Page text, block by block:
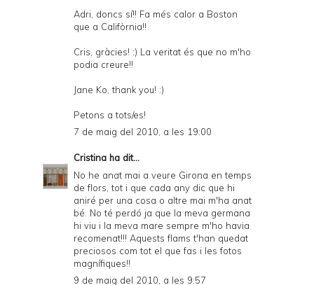
Adri, doncs sí!! Fa més calor a Boston
que a Califòrnia!!
Cris, gràcies! :) La veritat és que no m'ho
podia creure!!
Jane Ko, thank you! :)
Petons a tots/es!
7 de maig del 2010, a les 19:00
Cristina ha dit...
No he anat mai a veure Girona en temps
de flors, tot i que cada any dic que hi
aniré per una cosa o altre mai m'ha anat
bé. No té perdó ja que la meva germana
hi viu i la meva mare sempre m'ho havia
recomenat!!! Aquests flams t'han quedat
preciosos com tot el que fas i les fotos
magnífiques!!
9 de maig del 2010, a les 9:57